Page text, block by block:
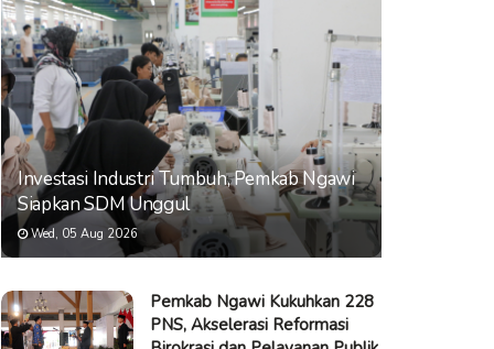
Investasi Industri Tumbuh, Pemkab Ngawi
Siapkan SDM Unggul
Wed, 05 Aug 2026
Pemkab Ngawi Kukuhkan 228
PNS, Akselerasi Reformasi